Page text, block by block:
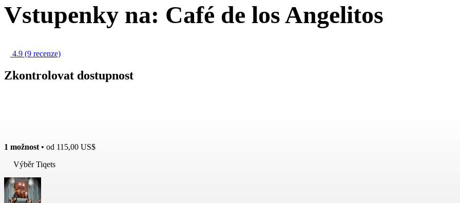
Vstupenky na: Café de los Angelitos
4.9 (9 recenze)
Zkontrolovat dostupnost
1 možnost• od 115,00 US$
Výběr Tiqets